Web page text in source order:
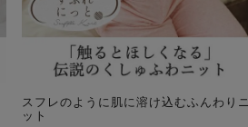
スフレのように肌に溶け込むふんわりニ
ット